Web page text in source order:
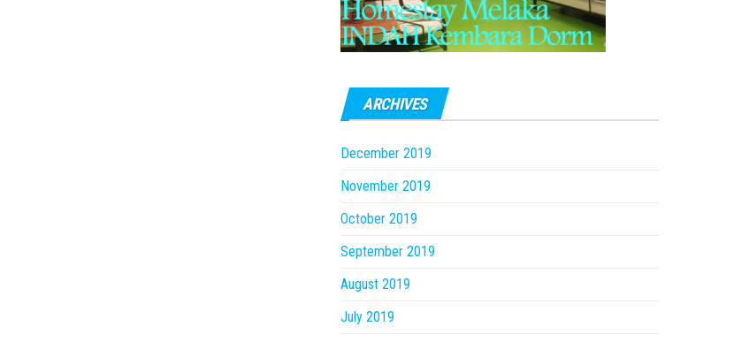
ARCHIVES
December 2019
November 2019
October 2019
September 2019
August 2019
July 2019